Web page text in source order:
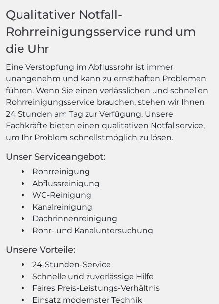
Qualitativer Notfall-
Rohrreinigungsservice rund um
die Uhr
Eine Verstopfung im Abflussrohr ist immer
unangenehm und kann zu ernsthaften Problemen
führen. Wenn Sie einen verlässlichen und schnellen
Rohrreinigungsservice brauchen, stehen wir Ihnen
24 Stunden am Tag zur Verfügung. Unsere
Fachkräfte bieten einen qualitativen Notfallservice,
um Ihr Problem schnellstmöglich zu lösen.
Unser Serviceangebot:
Rohrreinigung
Abflussreinigung
WC-Reinigung
Kanalreinigung
Dachrinnenreinigung
Rohr- und Kanaluntersuchung
Unsere Vorteile:
24-Stunden-Service
Schnelle und zuverlässige Hilfe
Faires Preis-Leistungs-Verhältnis
Einsatz modernster Technik